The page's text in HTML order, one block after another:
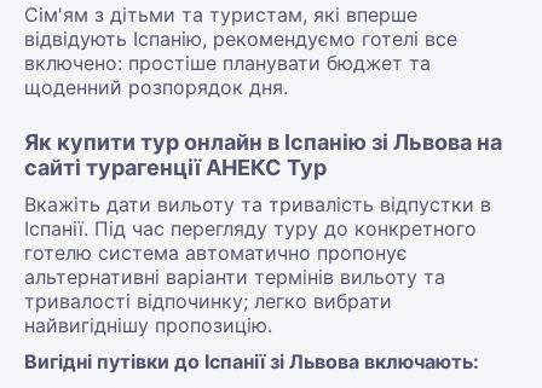
Сім'ям з дітьми та туристам, які вперше
відвідують Іспанію, рекомендуємо готелі все
включено: простіше планувати бюджет та
щоденний розпорядок дня.
Як купити тур онлайн в Іспанію зі Львова на
сайті турагенції АНЕКС Тур
Вкажіть дати вильоту та тривалість відпустки в
Іспанії. Під час перегляду туру до конкретного
готелю система автоматично пропонує
альтернативні варіанти термінів вильоту та
тривалості відпочинку; легко вибрати
найвигіднішу пропозицію.
Вигідні путівки до Іспанії зі Львова включають: